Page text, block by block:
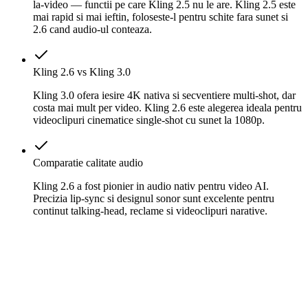
la-video — functii pe care Kling 2.5 nu le are. Kling 2.5 este
mai rapid si mai ieftin, foloseste-l pentru schite fara sunet si
2.6 cand audio-ul conteaza.
Kling 2.6 vs Kling 3.0
Kling 3.0 ofera iesire 4K nativa si secventiere multi-shot, dar
costa mai mult per video. Kling 2.6 este alegerea ideala pentru
videoclipuri cinematice single-shot cu sunet la 1080p.
Comparatie calitate audio
Kling 2.6 a fost pionier in audio nativ pentru video AI.
Precizia lip-sync si designul sonor sunt excelente pentru
continut talking-head, reclame si videoclipuri narative.